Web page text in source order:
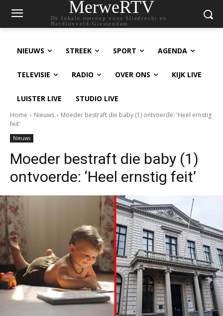
MerweRTV
De lokale omroep voor Sliedrecht en
Hardinxveld-Giessendam
NIEUWS STREEK SPORT AGENDA
TELEVISIE RADIO OVER ONS KIJK LIVE
LUISTER LIVE STUDIO LIVE
Home Nieuws
Moeder bestraft die baby (1) ontvoerde: 'Heel ernstig
feit'
Nieuws
Moeder bestraft die baby (1)
ontvoerde: ‘Heel ernstig feit’